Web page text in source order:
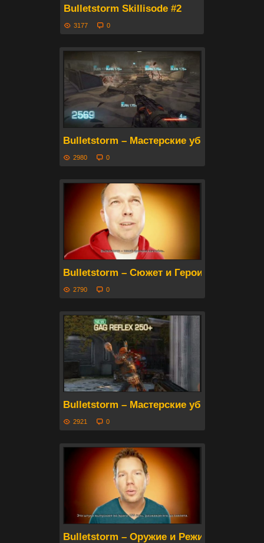
Bulletstorm Skillisode #2
3177 0
Bulletstorm – Мастерские убийства.
2980 0
Bulletstorm – Сюжет и Герои (русские
2790 0
Bulletstorm – Мастерские убийства.
2921 0
Bulletstorm – Оружие и Режимы